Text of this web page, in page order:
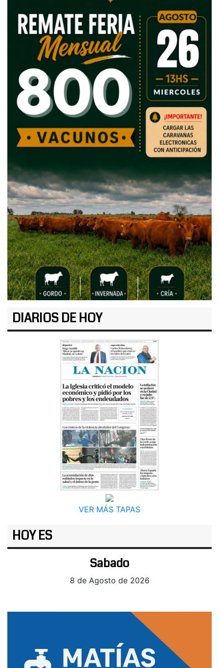
DIARIOS DE HOY
VER MÁS TAPAS
HOY ES
Sabado
8 de Agosto de 2026